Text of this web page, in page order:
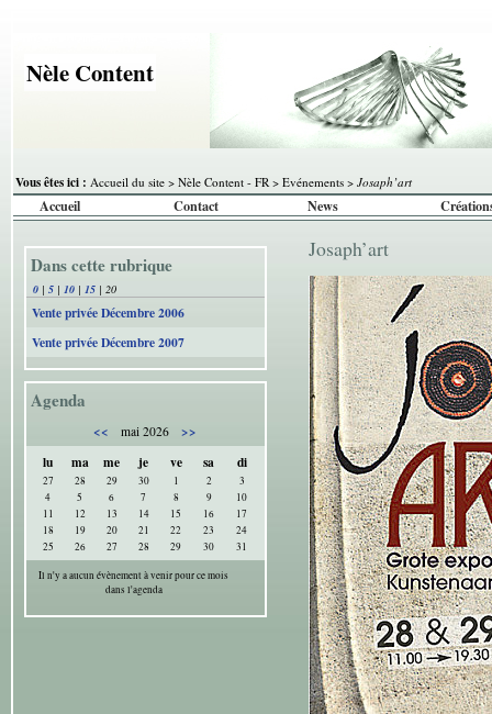
Nèle Content
Vous êtes ici : Accueil du site > Nèle Content - FR > Evénements > Josaph’art
Accueil Contact News
Dans cette rubrique
0 | 5 | 10 | 15 | 20
Vente privée Décembre 2006
Vente privée Décembre 2007
Agenda
<< mai 2026
>>
lu
ma me je ve sa di
27 28 29 30 1 2
3
4
5 6 7 8 9
10
11
12 13 14 15 16
17
18
19 20 21 22 23
24
25
26 27 28 29 30
31
Il n'y a aucun évènement à venir pour ce mois
dans l'agenda
Josaph’art